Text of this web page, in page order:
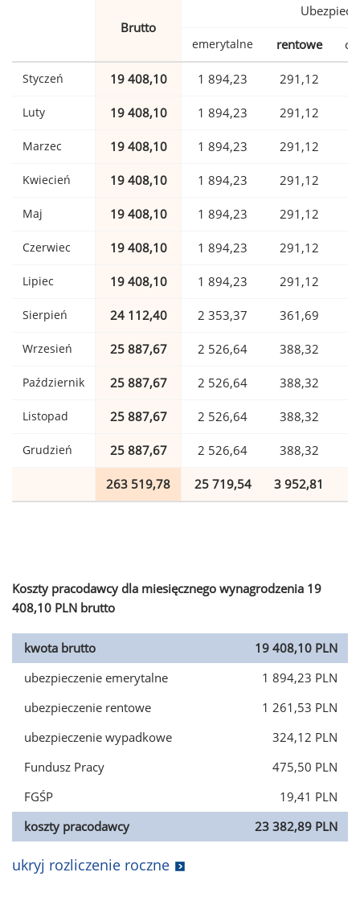
Brutto
emerytalne rentowe
Styczeń 19 408,10 1 894,23 291,12
Luty 19 408,10 1 894,23 291,12
Marzec 19 408,10 1 894,23 291,12
Kwiecień 19 408,10 1 894,23 291,12
Maj 19 408,10 1 894,23 291,12
Czerwiec 19 408,10 1 894,23 291,12
Lipiec 19 408,10 1 894,23 291,12
Sierpień 24 112,40 2 353,37 361,69
Wrzesień 25 887,67 2 526,64 388,32
Październik 25 887,67 2 526,64 388,32
Listopad 25 887,67 2 526,64 388,32
Grudzień 25 887,67 2 526,64 388,32
263 519,78 25 719,54 3 952,81
Koszty pracodawcy dla miesięcznego wynagrodzenia 19
408,10 PLN brutto
kwota brutto
19 408,10 PLN
ubezpieczenie emerytalne
1 894,23 PLN
ubezpieczenie rentowe
1 261,53 PLN
ubezpieczenie wypadkowe
324,12 PLN
Fundusz Pracy
475,50 PLN
FGŚP
19,41 PLN
koszty pracodawcy
23 382,89 PLN
ukryj rozliczenie roczne